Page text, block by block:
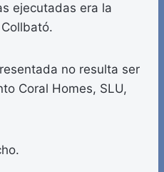
ejecutadas era la
no resulta ser
Coral Homes, SLU,